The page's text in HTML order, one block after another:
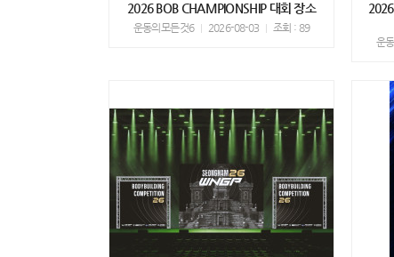
2026 BOB CHAMPIONSHIP 대회 장소
운동의모든것6 2026-08-03 조회 : 89
운